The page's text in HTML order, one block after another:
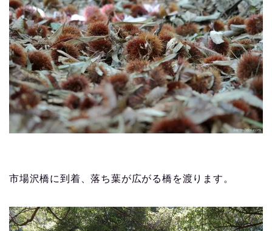
市場沢橋に到着、落ち葉が広がる橋を渡ります。